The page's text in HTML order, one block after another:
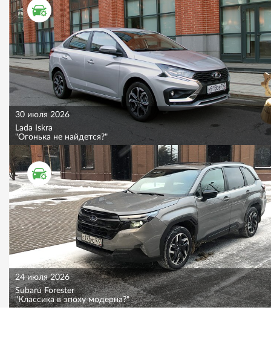
ТЕСТ ДРАЙВ
30 июля 2026
Lada Iskra
"Огонька не найдется?"
ТЕСТ ДРАЙВ
24 июля 2026
Subaru Forester
"Классика в эпоху модерна?"